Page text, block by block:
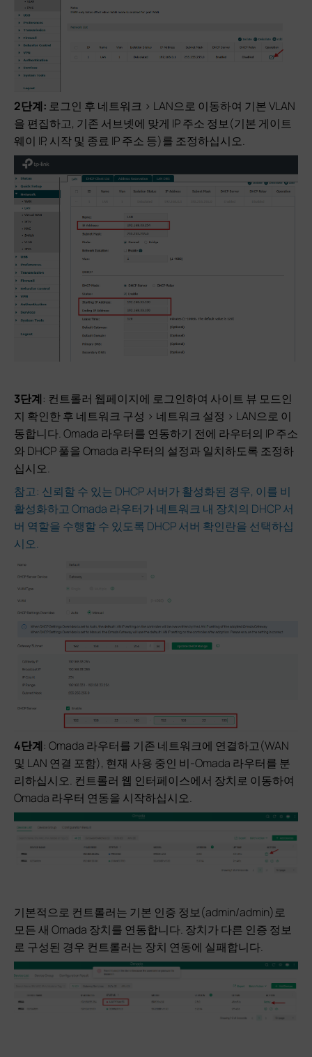
2단계: 로그인 후 네트워크 > LAN으로 이동하여 기본 VLAN
을 편집하고, 기존 서브넷에 맞게 IP 주소 정보(기본 게이트
웨이 IP, 시작 및 종료 IP 주소 등)를 조정하십시오.
3단계: 컨트롤러 웹페이지에 로그인하여 사이트 뷰 모드인
지 확인한 후 네트워크 구성 > 네트워크 설정 > LAN으로 이
동합니다. Omada 라우터를 연동하기 전에 라우터의 IP 주소
와 DHCP 풀을 Omada 라우터의 설정과 일치하도록 조정하
십시오.
참고: 신뢰할 수 있는 DHCP 서버가 활성화된 경우, 이를 비
활성화하고 Omada 라우터가 네트워크 내 장치의 DHCP 서
버 역할을 수행할 수 있도록 DHCP 서버 확인란을 선택하십
시오.
4단계: Omada 라우터를 기존 네트워크에 연결하고(WAN
및 LAN 연결 포함), 현재 사용 중인 비-Omada 라우터를 분
리하십시오. 컨트롤러 웹 인터페이스에서 장치로 이동하여
Omada 라우터 연동을 시작하십시오.
기본적으로 컨트롤러는 기본 인증 정보(admin/admin)로
모든 새 Omada 장치를 연동합니다. 장치가 다른 인증 정보
로 구성된 경우 컨트롤러는 장치 연동에 실패합니다.